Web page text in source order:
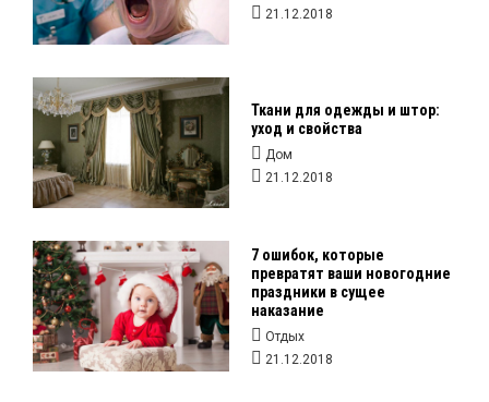
21.12.2018
Ткани для одежды и штор:
уход и свойства
Дом
21.12.2018
7 ошибок, которые
превратят ваши новогодние
праздники в сущее
наказание
Отдых
21.12.2018